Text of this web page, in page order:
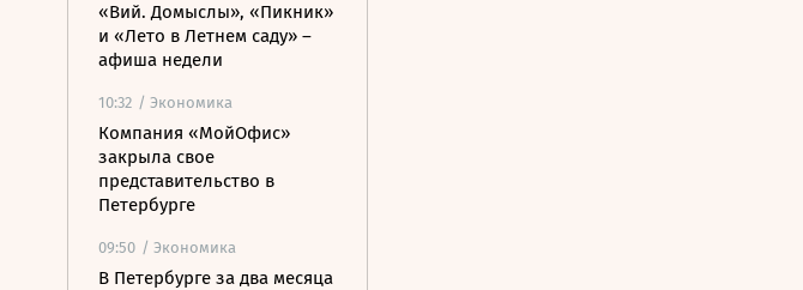
«Вий. Домыслы», «Пикник»
и «Лето в Летнем саду» –
афиша недели
10:32 / Экономика
Компания «МойОфис»
закрыла свое
представительство в
Петербурге
09:50 / Экономика
В Петербурге за два месяца